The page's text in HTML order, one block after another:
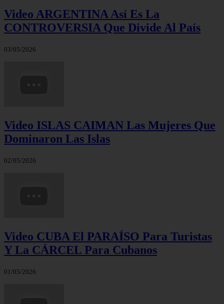
Video ARGENTINA Así Es La
CONTROVERSIA Que Divide Al País
03/05/2026
Video ISLAS CAIMAN Las Mujeres Que
Dominaron Las Islas
02/05/2026
Video CUBA El PARAÍSO Para Turistas
Y La CÁRCEL Para Cubanos
01/05/2026